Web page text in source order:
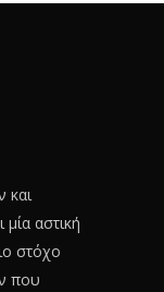
και
αστική
στόχο
που